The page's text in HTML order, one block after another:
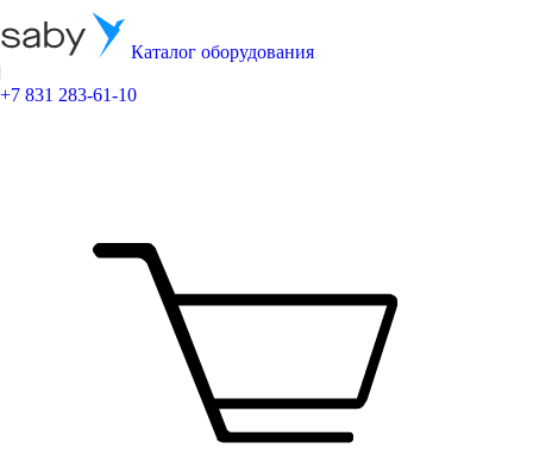
Каталог оборудования
+7 831 283-61-10